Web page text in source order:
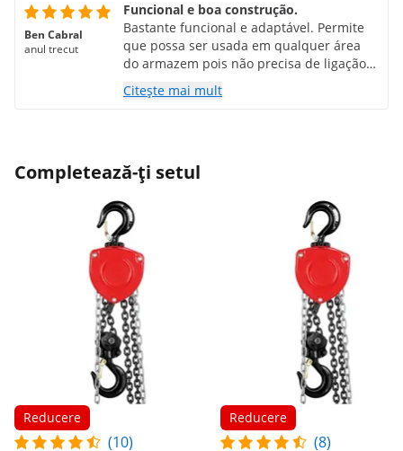
Ben Cabral
anul trecut
Funcional e boa construção.
Bastante funcional e adaptável. Permite
que possa ser usada em qualquer área
do armazem pois não precisa de ligação
constante a um ponto de luz eléctrica.
Citește mai mult
Completează-ți setul
Reducere
(10)
Reducere
(8)